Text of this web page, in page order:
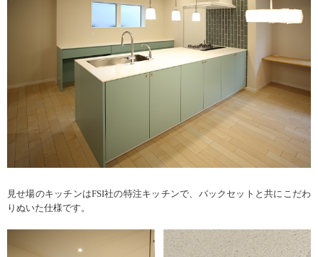
見せ場のキッチンはFSI社の特注キッチンで、バックセットと共にこだわ
りぬいた仕様です。